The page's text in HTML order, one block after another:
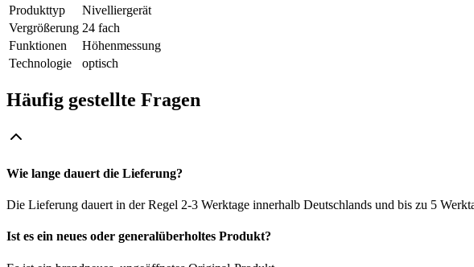
Produkttyp
Nivelliergerät
Vergrößerung 24 fach
Funktionen
Höhenmessung
Technologie
optisch
Häufig gestellte Fragen
Wie lange dauert die Lieferung?
Die Lieferung dauert in der Regel 2-3 Werktage innerhalb Deutschlands und bis zu 5
Ist es ein neues oder generalüberholtes Produkt?